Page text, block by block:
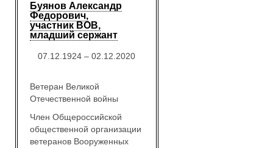
Буянов Александр
Федорович,
участник ВОВ,
младший сержант
07.12.1924 – 02.12.2020
Ветеран Великой
Отечественной войны
Член Общероссийской
общественной организации
ветеранов Вооруженных